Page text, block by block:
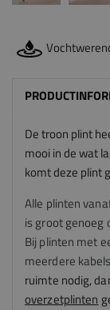
De troon plint
mooi in de wat
komt deze plint
Alle plinten
is groot genoeg
Bij plinten met
meerdere
ruimte nodig,
overzetplinten